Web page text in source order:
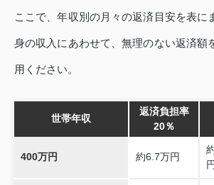
ここで、年収別の月々の返済目安を表に
身の収入にあわせて、無理のない返済額
用ください。
世帯年収
返済負担率
20％
400万円 約6.7万円